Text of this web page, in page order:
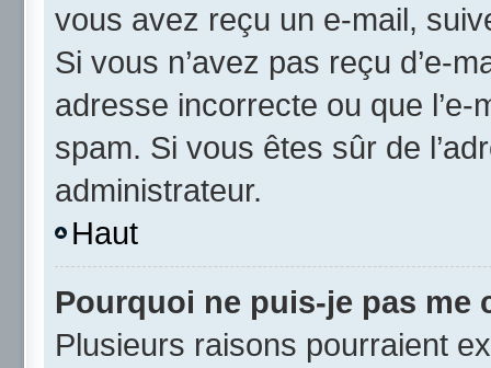
vous avez reçu un e-mail,
Si vous n’avez pas reçu d’e-
adresse incorrecte ou que
spam. Si vous êtes sûr de
administrateur.
Haut
Pourquoi ne puis-je pas me
Plusieurs raisons pourraient